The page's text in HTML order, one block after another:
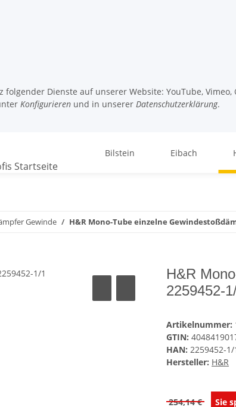
Dienste auf unserer Website: YouTube,
Konfigurieren und in unserer Datenschutzerklärung.
Bilstein Eibach
Gewinde H&R Mono-Tube einzelne
H&R
2259452-
Artikelnummer:
GTIN:
HAN: 2259452-1/
Hersteller: H&R
254,14 € Sie